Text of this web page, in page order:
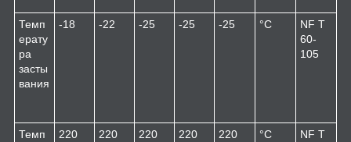
Темп
ерату
ра
засты
вания
-18 -22 -25 -25 -25 °C
NF T
60-
105
Темп
220 220 220 220 220 °C
NF T